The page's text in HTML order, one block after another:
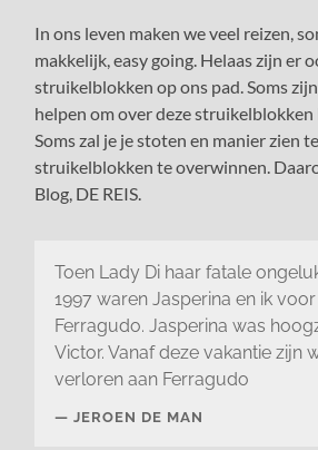
In ons leven maken we veel reizen,
makkelijk, easy going. Helaas zijn er
struikelblokken op ons pad. Soms
helpen om over deze struikelblokken
Soms zal je je stoten en manier zien
struikelblokken te overwinnen.
Blog, DE REIS.
Toen Lady Di haar fatale
1997 waren Jasperina en ik
Ferragudo. Jasperina was
Victor. Vanaf deze vakantie zijn
verloren aan Ferragudo
JEROEN DE MAN